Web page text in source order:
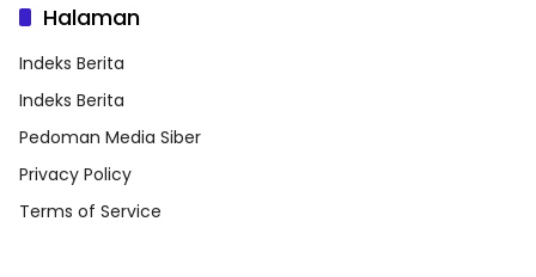
Halaman
Indeks Berita
Indeks Berita
Pedoman Media Siber
Privacy Policy
Terms of Service